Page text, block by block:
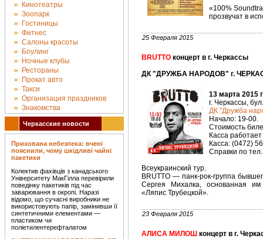
Кинотеатры
Зоопарк
Гостиницы
Фитнес
Салоны красоты
Боулинг
Ночные клубы
Рестораны
Прокат авто
Такси
Организация праздников
Знакомства
Черкасские новости
Прихована небезпека: вчені
пояснили, чому шкідливі чайні
пакетики
Колектив фахівців з канадського
Університету МакГілла перевірили
поведінку пакетиків під час
заварювання в окропі. Наразі
відомо, що сучасні виробники не
використовують папір, замінивши її
синтетичними елементами —
пластиком чи
поліетилентерефталатом
«100%
прозвучат в
25 Февраля 2015
BRUTTOконцерт в г. Черкассы
ДК "ДРУЖБА НАРОДОВ" г.
13 марта 2015
г. Черкассы,
ДК "Дружба
Начало: 19-00.
Стоимость
Касса
Касса: (0472)
Справки по
Всеукраинский тур.
BRUTTO — панк-рок-группа
Сергея Михалка, основанная им
«Ляпис Трубецкой».
23 Февраля 2015
АЛИСА МИЛОШ концерт в г.